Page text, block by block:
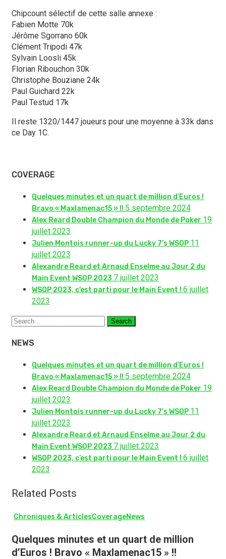
Chipcount sélectif de cette salle annexe :
Fabien Motte 70k
Jérôme Sgorrano 60k
Clément Tripodi 47k
Sylvain Loosli 45k
Florian Ribouchon 30k
Christophe Bouziane 24k
Paul Guichard 22k
Paul Testud 17k
Il reste 1320/1447 joueurs pour une moyenne à 33k dans
ce Day 1C.
COVERAGE
Quelques minutes et un quart de million d’Euros !
Bravo « Maxlamenac15 » !! 5 septembre 2024
Alex Reard Double Champion du Monde de Poker 19
juillet 2023
Julien Montois runner-up du Lucky 7’s WSOP 11
juillet 2023
Alexandre Reard et Arnaud Enselme au Jour 2 du
Main Event WSOP 2023 7 juillet 2023
WSOP 2023, c’est parti pour le Main Event ! 6 juillet
2023
Search
NEWS
Quelques minutes et un quart de million d’Euros !
Bravo « Maxlamenac15 » !! 5 septembre 2024
Alex Reard Double Champion du Monde de Poker 19
juillet 2023
Julien Montois runner-up du Lucky 7’s WSOP 11
juillet 2023
Alexandre Reard et Arnaud Enselme au Jour 2 du
Main Event WSOP 2023 7 juillet 2023
WSOP 2023, c’est parti pour le Main Event ! 6 juillet
2023
Related Posts
Chroniques & ArticlesCoverageNews
Quelques minutes et un quart de million
d’Euros ! Bravo « Maxlamenac15 » !!